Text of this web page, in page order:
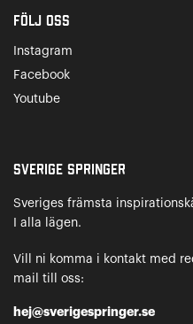
Följ oss
Instagram
Facebook
Youtube
Sverige Springer
Sveriges främsta
I alla lägen.
Vill ni komma i kontakt med
mail till oss:
hej@sverigespringer.se